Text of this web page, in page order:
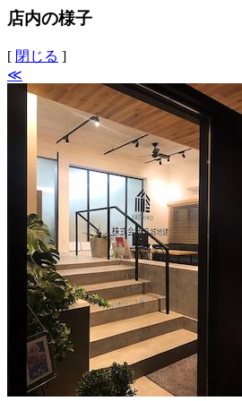
店内の様子
[ 閉じる ]
≪